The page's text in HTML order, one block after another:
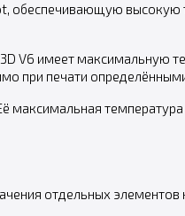
обеспечивающую
V6 имеет
при печати
максимальная
отдельных